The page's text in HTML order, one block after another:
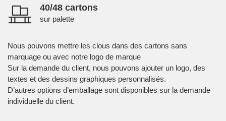
40/48 cartons
sur palette
Nous pouvons mettre les clous dans des cartons sans
marquage ou avec notre logo de marque
Sur la demande du client, nous pouvons ajouter un logo, des
textes et des dessins graphiques personnalisés.
D’autres options d’emballage sont disponibles sur la demande
individuelle du client.